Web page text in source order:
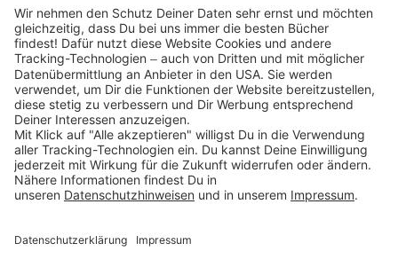
Partnerprogramm (Affiliate)
Folge uns auf
* Versandkostenfrei ab 9,00 € Bestellwert innerhalb
Deutschlands
** Lieferzeit 1-3 Werktage innerhalb Deutschlands
Thienemann-Esslinger Verlag GmbH, Blumenstraße 36, D-70182